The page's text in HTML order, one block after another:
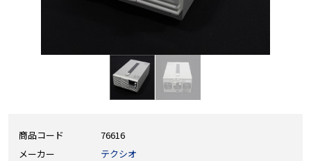
商品コード
76616
メーカー
テクシオ